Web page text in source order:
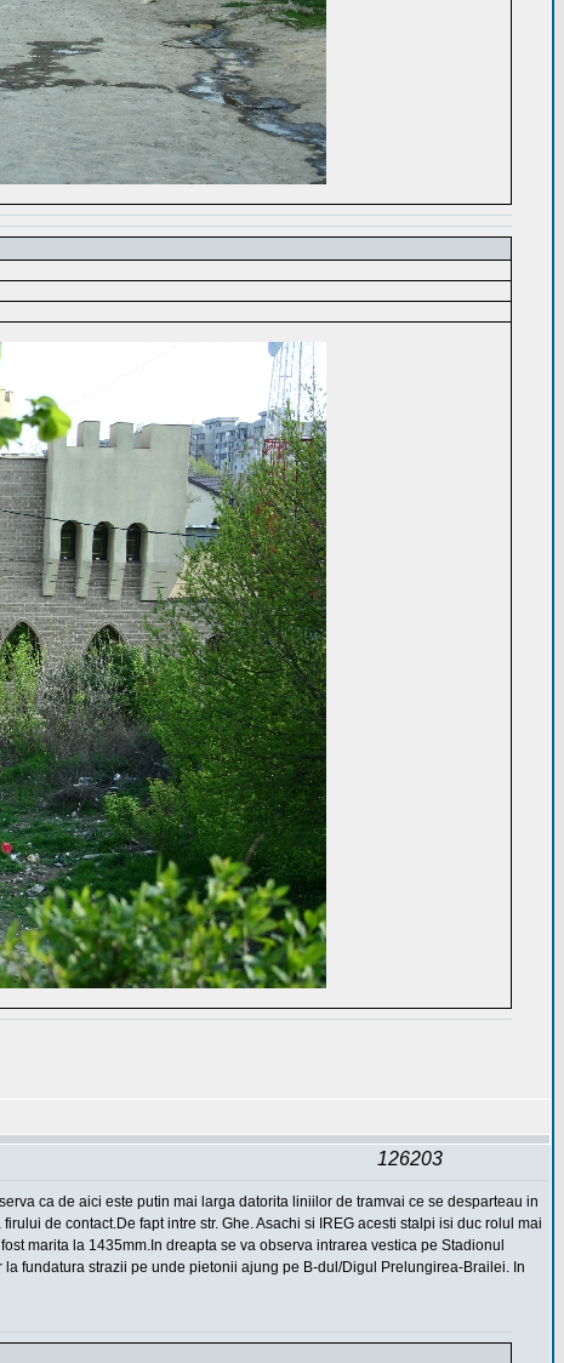
126203
ca de aici este putin mai larga datorita liniilor de tramvai ce se desparteau in
de contact.De fapt intre str. Ghe. Asachi si IREG acesti stalpi isi duc rolul mai
marita la 1435mm.In dreapta se va observa intrarea vestica pe Stadionul
fundatura strazii pe unde pietonii ajung pe B-dul/Digul Prelungirea-Brailei. In